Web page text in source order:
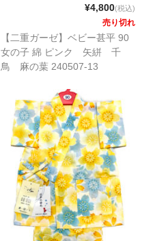
¥4,800(税込)
売り切れ
【二重ガーゼ】ベビー甚平 90
女の子 綿 ピンク 矢絣 千
鳥 麻の葉 240507-13